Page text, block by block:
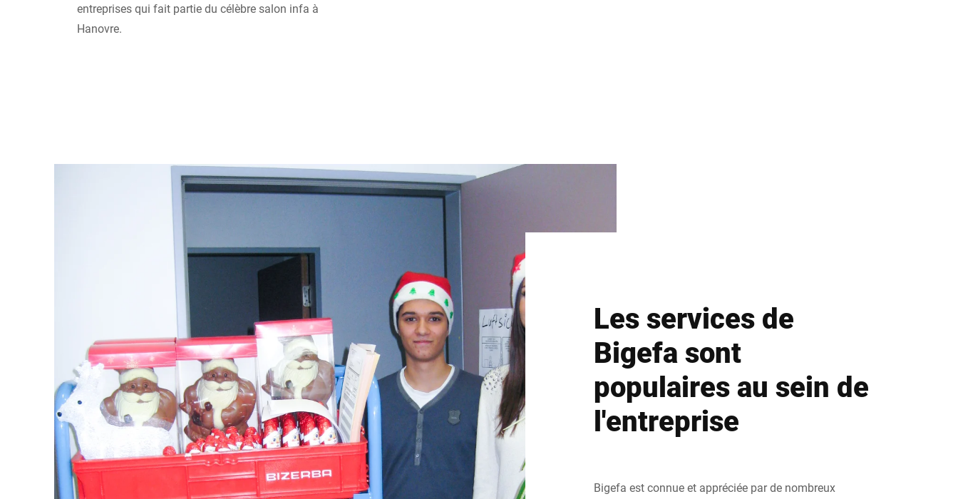
entreprises qui fait partie du célèbre salon infa à
Hanovre.
Les services de
Bigefa sont
populaires au sein de
l'entreprise
Bigefa est connue et appréciée par de nombreux